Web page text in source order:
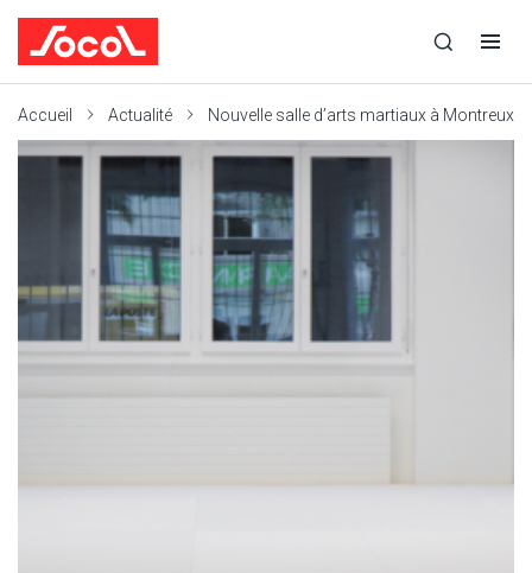
recherche
recherche
navigation
Accueil Actualité Nouvelle salle d’arts martiaux à Montreux